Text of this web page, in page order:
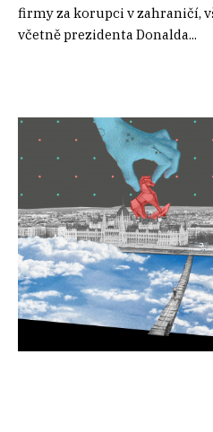
firmy za korupci v zahraničí,
včetně prezidenta Donalda...